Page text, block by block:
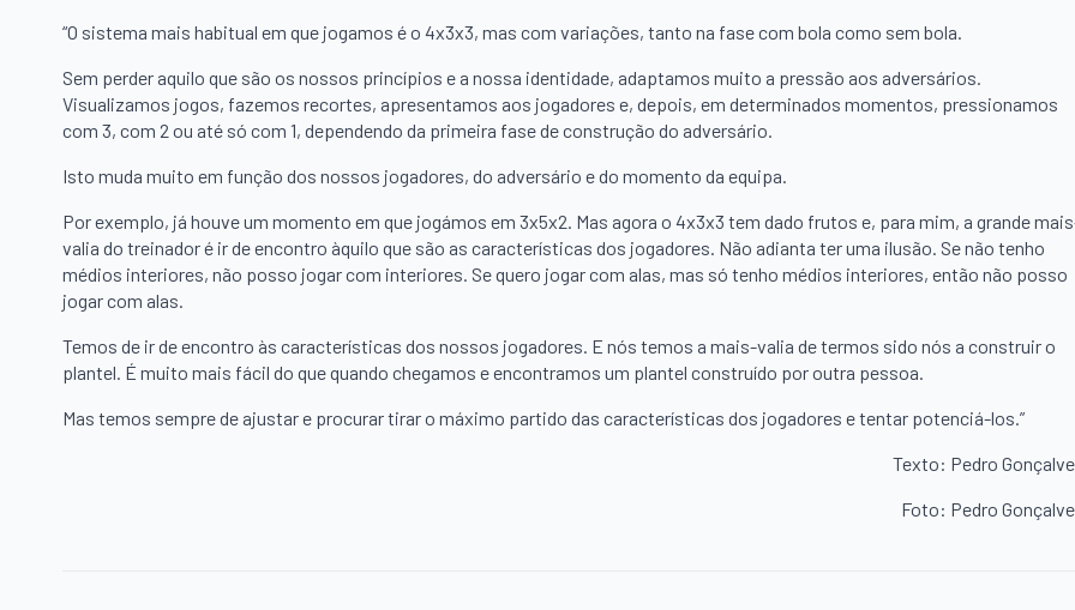
“O sistema mais habitual em que jogamos é o 4x3x3, mas com variações, tanto na fase com bola como sem bola.
Sem perder aquilo que são os nossos princípios e a nossa identidade, adaptamos muito a pressão aos adversários.
Visualizamos jogos, fazemos recortes, apresentamos aos jogadores e, depois, em determinados momentos, pressionamos
com 3, com 2 ou até só com 1, dependendo da primeira fase de construção do adversário.
Isto muda muito em função dos nossos jogadores, do adversário e do momento da equipa.
Por exemplo, já houve um momento em que jogámos em 3x5x2. Mas agora o 4x3x3 tem dado frutos e, para mim, a grande
valia do treinador é ir de encontro àquilo que são as características dos jogadores. Não adianta ter uma ilusão. Se não tenho
médios interiores, não posso jogar com interiores. Se quero jogar com alas, mas só tenho médios interiores, então não posso
jogar com alas.
Temos de ir de encontro às características dos nossos jogadores. E nós temos a mais-valia de termos sido nós a construir o
plantel. É muito mais fácil do que quando chegamos e encontramos um plantel construído por outra pessoa.
Mas temos sempre de ajustar e procurar tirar o máximo partido das características dos jogadores e tentar potenciá-los.”
Texto: Pedro
Foto: Pedro